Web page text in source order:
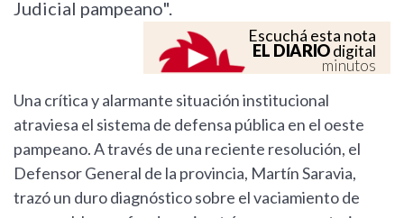
Judicial pampeano".
Escuchá esta nota
EL DIARIOdigital
minutos
Una crítica y alarmante situación institucional
atraviesa el sistema de defensa pública en el oeste
pampeano. A través de una reciente resolución, el
Defensor General de la provincia, Martín Saravia,
trazó un duro diagnóstico sobre el vaciamiento de